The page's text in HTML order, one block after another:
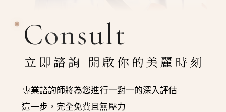
Consult
立即諮詢 開啟你的美麗時刻
專業諮詢師將為您進行一對一的深入評估
這一步，完全免費且無壓力